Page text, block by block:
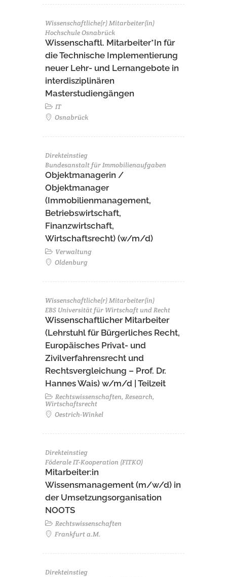
Wissenschaftliche(r) Mitarbeiter(in)
Hochschule Osnabrück
Wissenschaftl. Mitarbeiter*In für
die Technische Implementierung
neuer Lehr- und Lernangebote in
interdisziplinären
Masterstudiengängen
IT
Osnabrück
Direkteinstieg
Bundesanstalt für Immobilienaufgaben
Objektmanagerin /
Objektmanager
(Immobilienmanagement,
Betriebswirtschaft,
Finanzwirtschaft,
Wirtschaftsrecht) (w/m/d)
Verwaltung
Oldenburg
Wissenschaftliche(r) Mitarbeiter(in)
EBS Universität für Wirtschaft und Recht
Wissenschaftlicher Mitarbeiter
(Lehrstuhl für Bürgerliches Recht,
Europäisches Privat- und
Zivilverfahrensrecht und
Rechtsvergleichung – Prof. Dr.
Hannes Wais) w/m/d | Teilzeit
Rechtswissenschaften, Research,
Wirtschaftsrecht
Oestrich-Winkel
Direkteinstieg
Föderale IT-Kooperation (FITKO)
Mitarbeiter:in
Wissensmanagement (m/w/d) in
der Umsetzungsorganisation
NOOTS
Rechtswissenschaften
Frankfurt a.M.
Direkteinstieg